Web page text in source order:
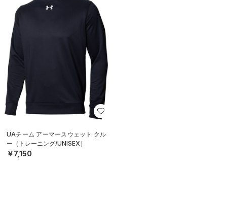
UAチーム アーマースウェット クル
ー（トレーニング/UNISEX）
￥7,150